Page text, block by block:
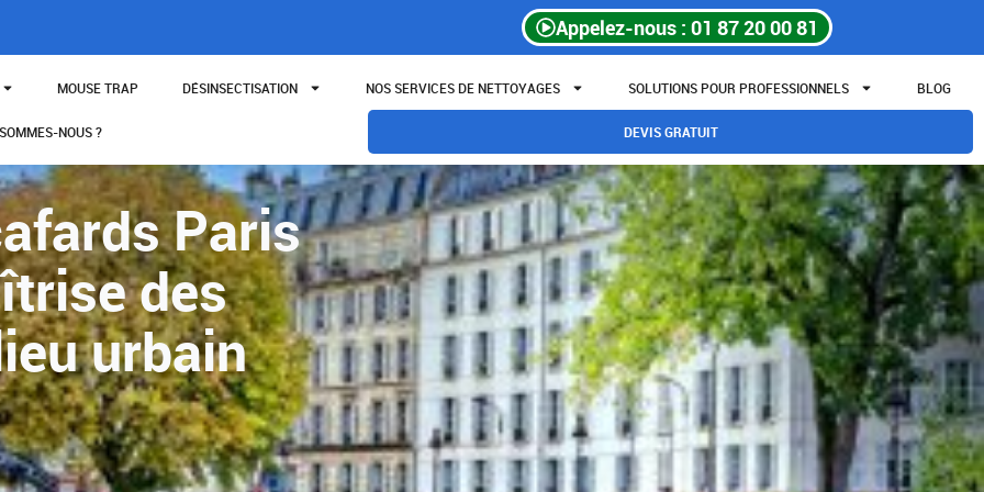
Appelez-nous : 01 87 20 00 81
MOUSE TRAP DÉSINSECTISATION NOS SERVICES DE NETTOYAGES SOLUTIONS POUR PROFESSIONNELS BLOG
NOUS ? DEVIS GRATUIT
Paris
des
urbain